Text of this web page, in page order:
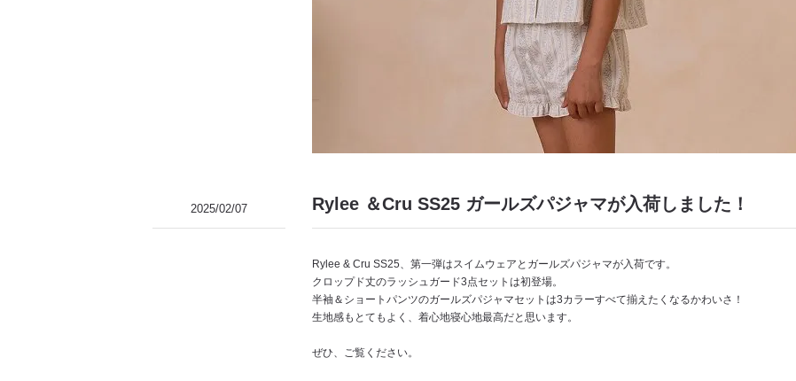
2025/02/07 Rylee ＆Cru SS25 ガールズパジャマが入荷しました！
Rylee & Cru SS25、第一弾はスイムウェアとガールズパジャマが入荷です。
クロップド丈のラッシュガード3点セットは初登場。
半袖＆ショートパンツのガールズパジャマセットは3カラーすべて揃えたくなるかわいさ！
生地感もとてもよく、着心地寝心地最高だと思います。
ぜひ、ご覧ください。